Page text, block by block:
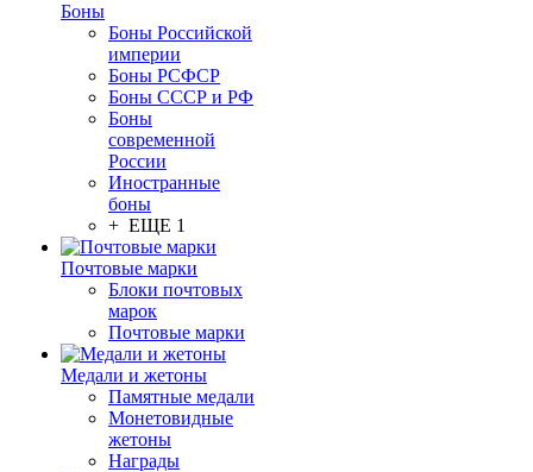
Боны
Боны Российской
империи
Боны РСФСР
Боны СССР и РФ
Боны
современной
России
Иностранные
боны
+ ЕЩЕ 1
Почтовые марки
Блоки почтовых
марок
Почтовые марки
Медали и жетоны
Памятные медали
Монетовидные
жетоны
Награды